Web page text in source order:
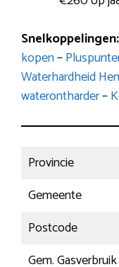
Snelkoppelingen:
kopen–
Waterhardheid
waterontharder–
Provincie
Gemeente
Postcode
Gem.